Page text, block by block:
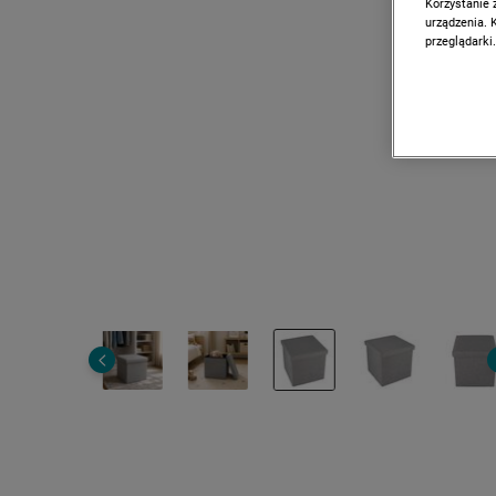
urządzenia.
przeglądarki.